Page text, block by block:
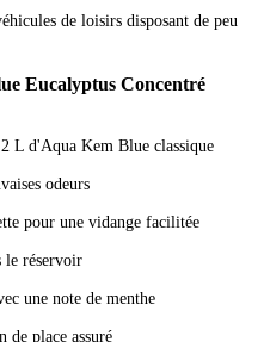
de loisirs disposant de peu
Eucalyptus Concentré
L d'Aqua Kem Blue classique
odeurs
pour une vidange facilitée
le réservoir
une note de menthe
de place assuré